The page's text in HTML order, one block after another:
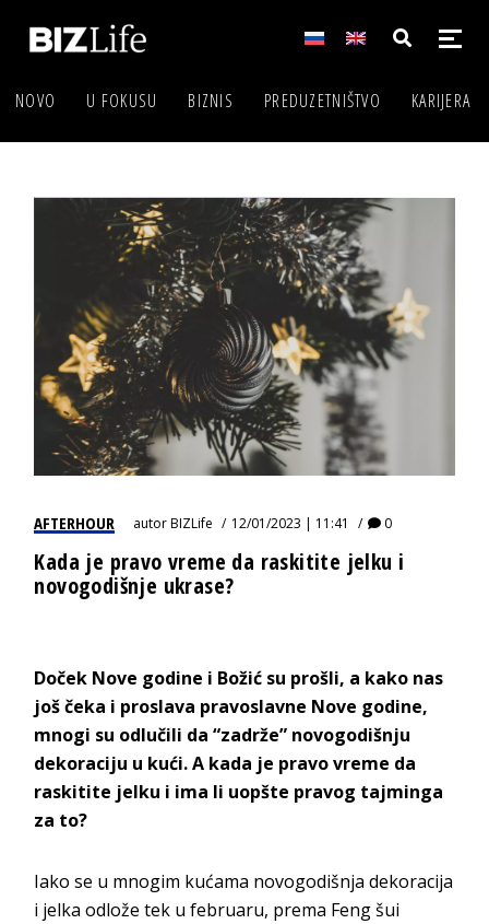
NOVO U FOKUSU BIZNIS PREDUZETNIŠTVO KARIJERA
AFTERHOUR autorBIZLife 12/01/2023 | 11:41 0
Kada je pravo vreme da raskitite jelku i
novogodišnje ukrase?
Doček Nove godine i Božić su prošli, a kako nas
još čeka i proslava pravoslavne Nove godine,
mnogi su odlučili da “zadrže” novogodišnju
dekoraciju u kući. A kada je pravo vreme da
raskitite jelku i ima li uopšte pravog tajminga
za to?
Iako se u mnogim kućama novogodišnja dekoracija
i jelka odlože tek u februaru, prema Feng šui